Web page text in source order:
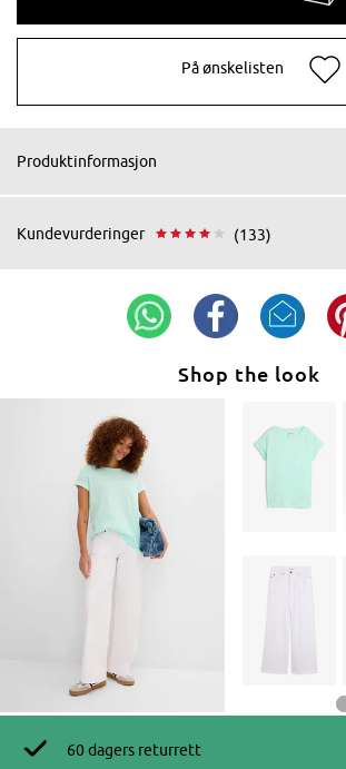
På ønskelisten
Produktinformasjon
Kundevurderinger (133)
Shop the look
60 dagers returrett